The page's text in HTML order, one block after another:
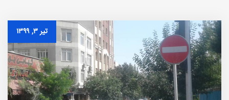
تیر ۳, ۱۳۹۹